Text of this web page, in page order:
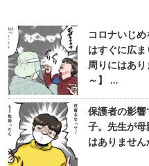
コロナいじ
はすぐに広
周りにはあ
～】 …
保護者の影
子。先生が
はありませ